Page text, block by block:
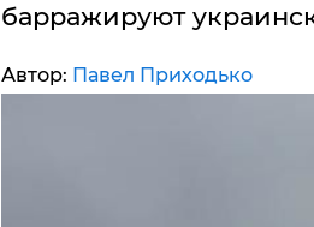
барражируют
Автор: Павел Приходько